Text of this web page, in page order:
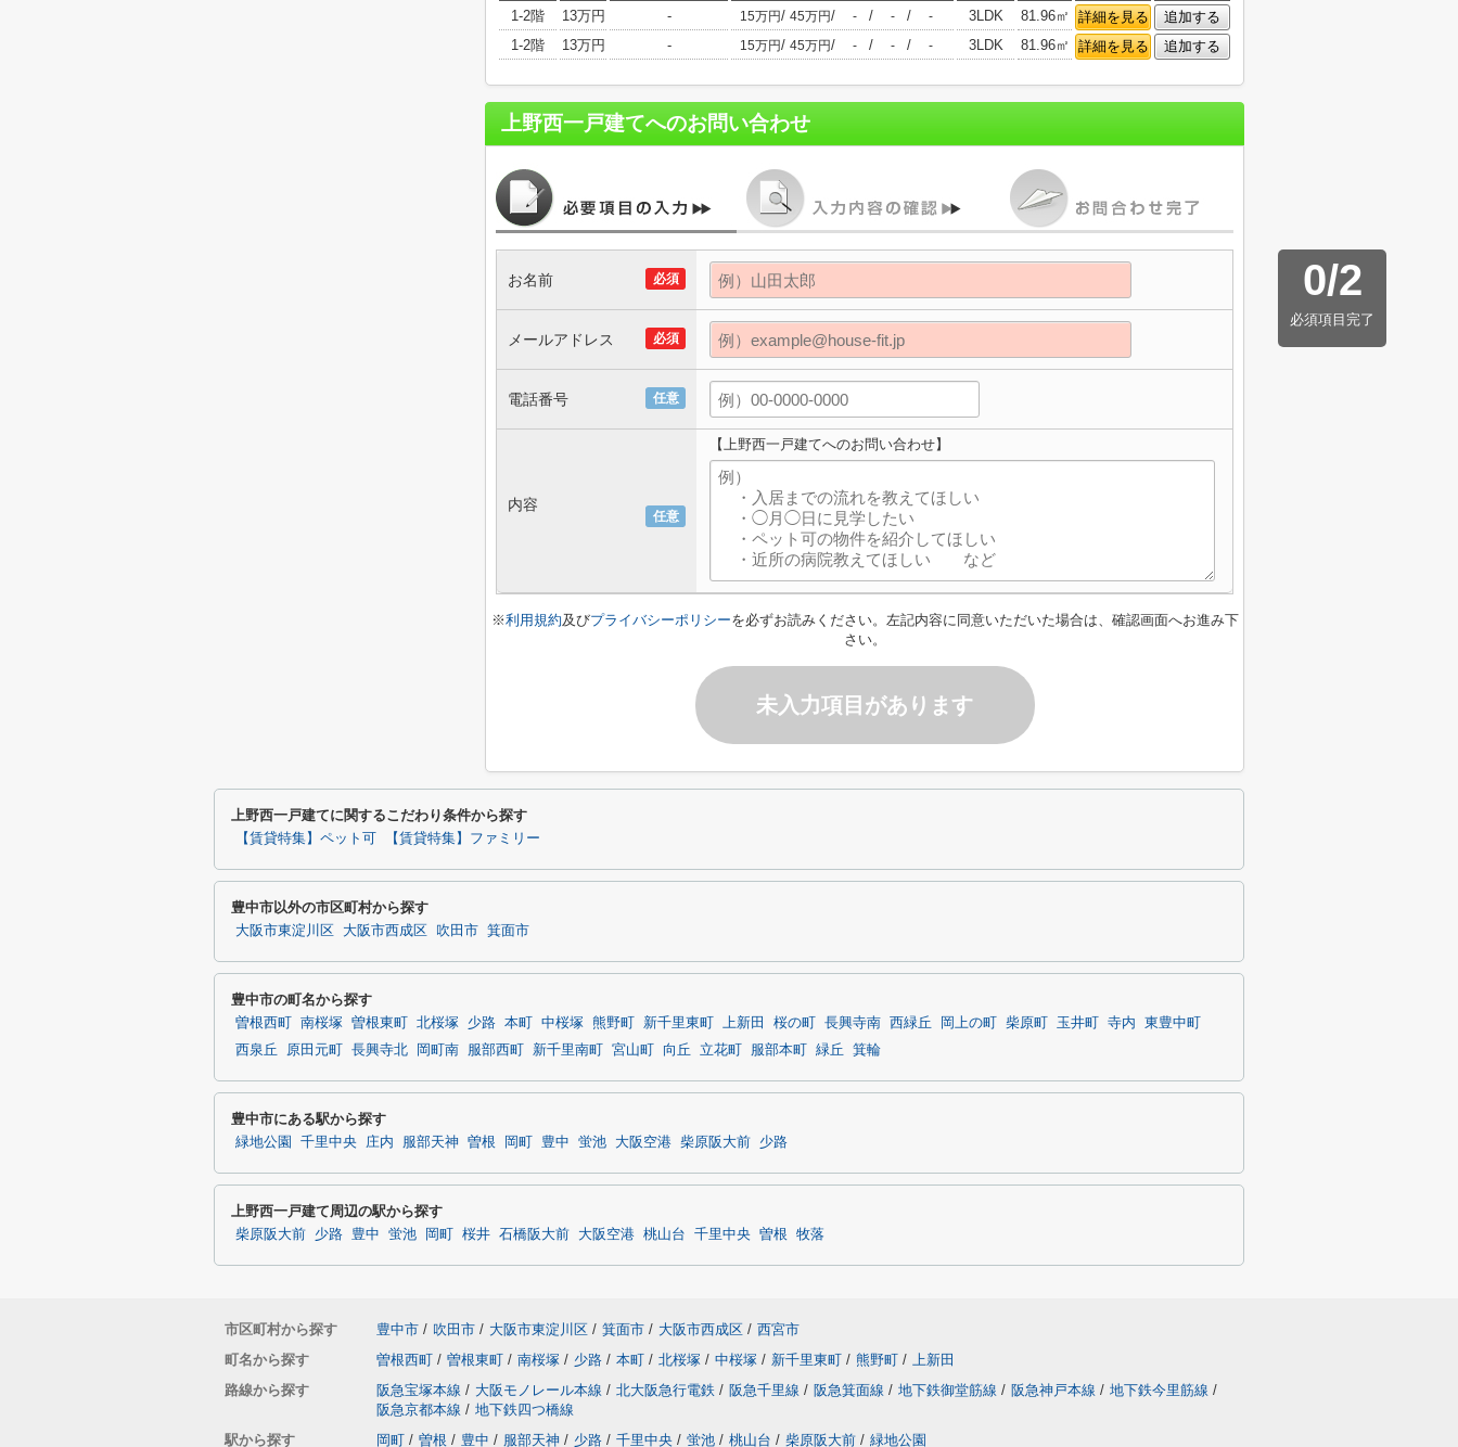
1-2階
13万円 - 15万円/ 45万円/ - / - / - 3LDK 81.96㎡ 詳細を見る
追加する
1-2階
13万円 - 15万円/ 45万円/ - / - / - 3LDK 81.96㎡ 詳細を見る 追加する
上野西一戸建てへのお問い合わせ
0/2
必須項目完了
必須
お名前
必須
メールアドレス
任意
電話番号
任意
内容
【上野西一戸建てへのお問い合わせ】
※利用規約及びプライバシーポリシーを必ずお読みください。左記内容に同意いただいた場合は、確認画面へお進み下
さい。
未入力項目があります
上野西一戸建てに関するこだわり条件から探す
【賃貸特集】ペット可 【賃貸特集】ファミリー
豊中市以外の市区町村から探す
大阪市東淀川区 大阪市西成区 吹田市 箕面市
豊中市の町名から探す
曽根西町 南桜塚 曽根東町 北桜塚 少路 本町 中桜塚 熊野町 新千里東町 上新田 桜の町 長興寺南 西緑丘 岡上の町 柴原町 玉井町 寺内
東豊中町
西泉丘
原田元町 長興寺北 岡町南 服部西町 新千里南町 宮山町 向丘 立花町 服部本町 緑丘 箕輪
豊中市にある駅から探す
緑地公園 千里中央 庄内 服部天神 曽根 岡町 豊中 蛍池 大阪空港 柴原阪大前 少路
上野西一戸建て周辺の駅から探す
柴原阪大前 少路 豊中 蛍池 岡町 桜井 石橋阪大前 大阪空港 桃山台 千里中央 曽根 牧落
市区町村から探す 豊中市 / 吹田市 / 大阪市東淀川区 / 箕面市 / 大阪市西成区 / 西宮市
町名から探す
曽根西町 / 曽根東町 / 南桜塚 / 少路 / 本町 / 北桜塚 / 中桜塚 / 新千里東町 / 熊野町 / 上新田
路線から探す
阪急宝塚本線 / 大阪モノレール本線 / 北大阪急行電鉄 / 阪急千里線 / 阪急箕面線 / 地下鉄御堂筋線 / 阪急神戸本線 / 地下鉄今里筋線 /
阪急京都本線 / 地下鉄四つ橋線
駅から探す
岡町 / 曽根 / 豊中 / 服部天神 / 少路 / 千里中央 / 蛍池 / 桃山台 / 柴原阪大前 / 緑地公園